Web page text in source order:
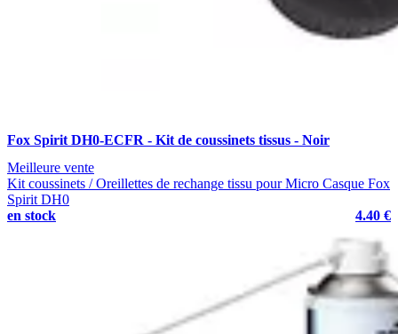
Fox Spirit DH0-ECFR - Kit de coussinets tissus - Noir
Meilleure vente
Kit coussinets / Oreillettes de rechange tissu pour Micro Casque Fox
Spirit DH0
en stock
4.40 €